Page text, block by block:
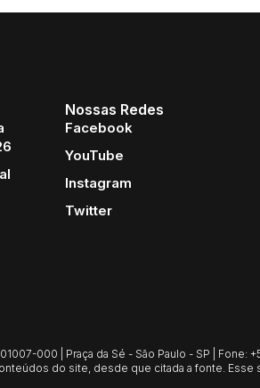
Nossas Redes
Facebook
YouTube
Instagram
Twitter
000 | Praça da Sé - São Paulo - SP | Fone:
do site, desde que citada a fonte.